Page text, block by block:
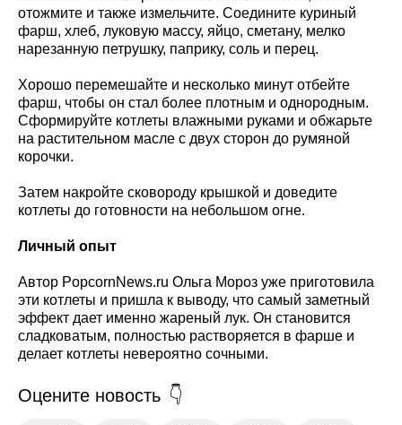
отожмите и также измельчите. Соедините куриный
фарш, хлеб, луковую массу, яйцо, сметану, мелко
нарезанную петрушку, паприку, соль и перец.
Хорошо перемешайте и несколько минут отбейте
фарш, чтобы он стал более плотным и однородным.
Сформируйте котлеты влажными руками и обжарьте
на растительном масле с двух сторон до румяной
корочки.
Затем накройте сковороду крышкой и доведите
котлеты до готовности на небольшом огне.
Личный опыт
Автор PopcornNews.ru Ольга Мороз уже приготовила
эти котлеты и пришла к выводу, что самый заметный
эффект дает именно жареный лук. Он становится
сладковатым, полностью растворяется в фарше и
делает котлеты невероятно сочными.
Оцените новость